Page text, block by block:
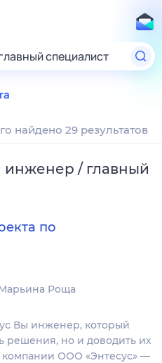
специалист
найдено 29 результатов
инженер / главный
по
Роща
Вы инженер, который
решения, но и доводить их
компании ООО «Энтесус» —